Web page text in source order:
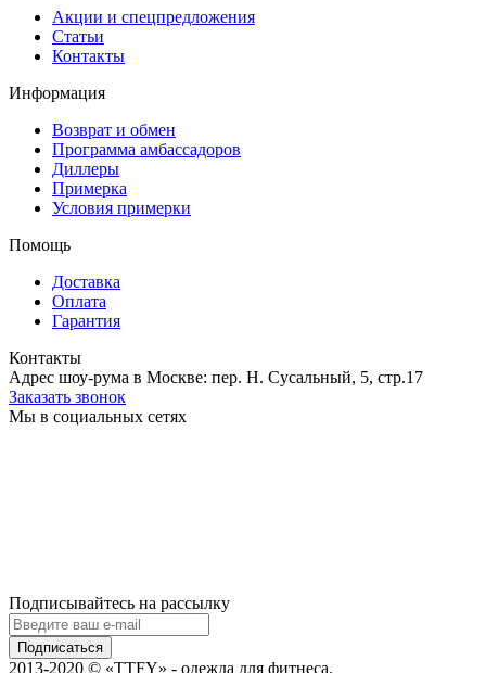
Акции и спецпредложения
Статьи
Контакты
Информация
Возврат и обмен
Программа амбассадоров
Диллеры
Примерка
Условия примерки
Помощь
Доставка
Оплата
Гарантия
Контакты
Адрес шоу-рума в Москве: пер. Н. Сусальный, 5, стр.17
Заказать звонок
Мы в социальных сетях
Подписывайтесь на рассылку
Подписаться
2013-2020 © «TTFY» - одежда для фитнеса.